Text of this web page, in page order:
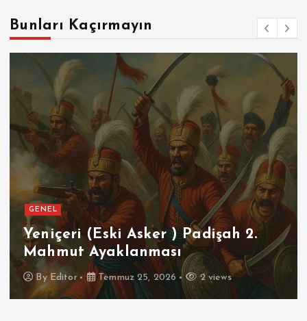
Bunları Kaçırmayın
GENEL SPOR
Futbolun Zirvesinde Yeniden
İspanya
By Editor Temmuz 16, 2026 3 views